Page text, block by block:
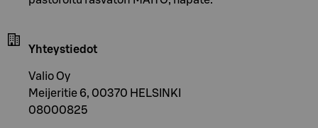
Yhteystiedot
Valio Oy
Meijeritie 6, 00370 HELSINKI
08000825